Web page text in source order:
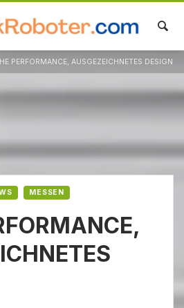
PERFORMANCE, AUSGEZEICHNETES DESIGN
MESSEN